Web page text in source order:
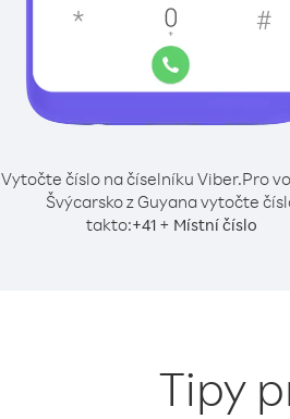
Vytočte číslo na číselníku Viber.Pro
Švýcarsko z Guyana vytočte
takto:+41+ Místní číslo
Tipy